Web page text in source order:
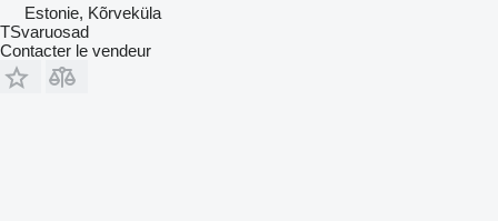
Estonie, Kõrveküla
TSvaruosad
Contacter le vendeur